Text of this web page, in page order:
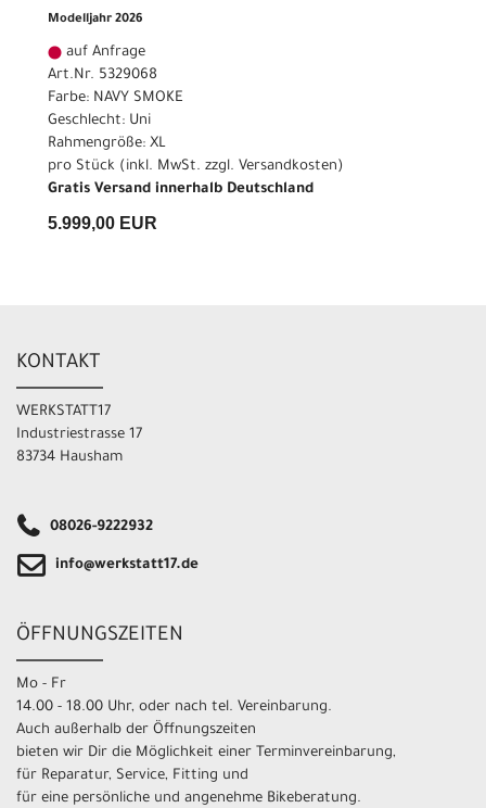
Modelljahr 2026
auf Anfrage
Art.Nr. 5329068
Farbe: NAVY SMOKE
Geschlecht: Uni
Rahmengröße: XL
pro Stück (inkl. MwSt. zzgl. Versandkosten)
Gratis Versand innerhalb Deutschland
5.999,00 EUR
KONTAKT
WERKSTATT17
Industriestrasse 17
83734 Hausham
08026-9222932
info@werkstatt17.de
ÖFFNUNGSZEITEN
Mo - Fr
14.00 - 18.00 Uhr, oder nach tel. Vereinbarung.
Auch außerhalb der Öffnungszeiten
bieten wir Dir die Möglichkeit einer Terminvereinbarung,
für Reparatur, Service, Fitting und
für eine persönliche und angenehme Bikeberatung.